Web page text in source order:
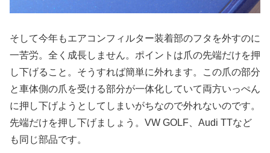
そして今年もエアコンフィルター装着部のフタを外すのに
一苦労。全く成長しません。ポイントは爪の先端だけを押
し下げること。そうすれば簡単に外れます。この爪の部分
と車体側の爪を受ける部分が一体化していて両方いっぺん
に押し下げようとしてしまいがちなので外れないのです。
先端だけを押し下げましょう。VW GOLF、Audi TTなど
も同じ部品です。